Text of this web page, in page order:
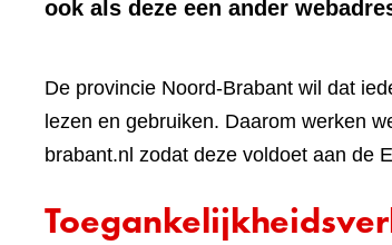
ook als deze een ander
De provincie Noord-Brabant wil dat
lezen en gebruiken. Daarom werken
brabant.nl zodat deze voldoet aan de